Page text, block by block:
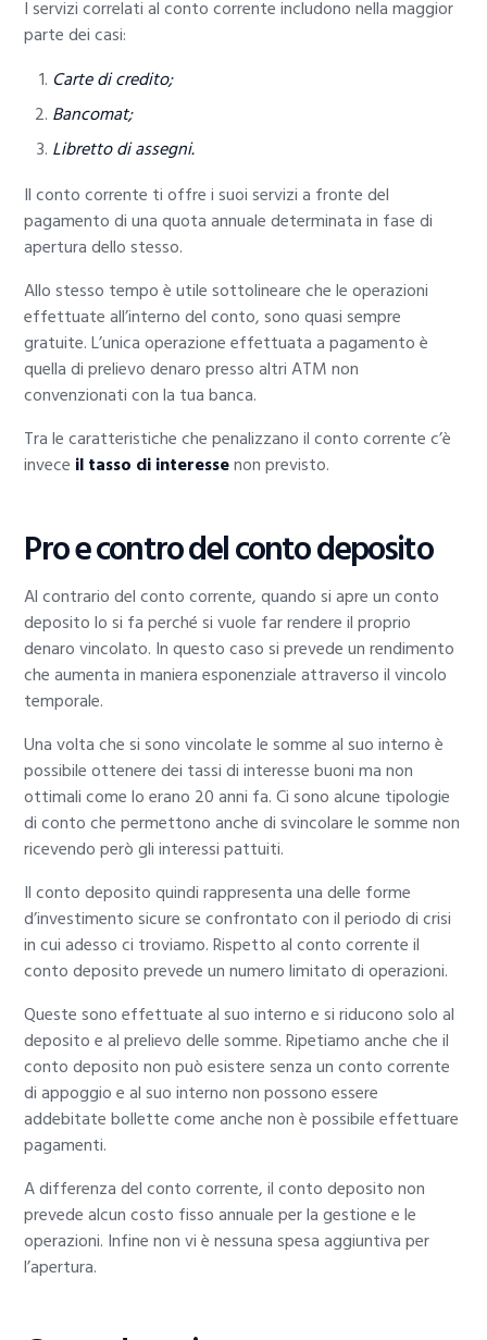
I servizi correlati al conto corrente includono nella maggior
parte dei casi:
Carte di credito;
Bancomat;
Libretto di assegni.
Il conto corrente ti offre i suoi servizi a fronte del
pagamento di una quota annuale determinata in fase di
apertura dello stesso.
Allo stesso tempo è utile sottolineare che le operazioni
effettuate all’interno del conto, sono quasi sempre
gratuite. L’unica operazione effettuata a pagamento è
quella di prelievo denaro presso altri ATM non
convenzionati con la tua banca.
Tra le caratteristiche che penalizzano il conto corrente c’è
invece il tasso di interessenon previsto.
Pro e contro del conto deposito
Al contrario del conto corrente, quando si apre un conto
deposito lo si fa perché si vuole far rendere il proprio
denaro vincolato. In questo caso si prevede un rendimento
che aumenta in maniera esponenziale attraverso il vincolo
temporale.
Una volta che si sono vincolate le somme al suo interno è
possibile ottenere dei tassi di interesse buoni ma non
ottimali come lo erano 20 anni fa. Ci sono alcune tipologie
di conto che permettono anche di svincolare le somme non
ricevendo però gli interessi pattuiti.
Il conto deposito quindi rappresenta una delle forme
d’investimento sicure se confrontato con il periodo di crisi
in cui adesso ci troviamo. Rispetto al conto corrente il
conto deposito prevede un numero limitato di operazioni.
Queste sono effettuate al suo interno e si riducono solo al
deposito e al prelievo delle somme. Ripetiamo anche che il
conto deposito non può esistere senza un conto corrente
di appoggio e al suo interno non possono essere
addebitate bollette come anche non è possibile effettuare
pagamenti.
A differenza del conto corrente, il conto deposito non
prevede alcun costo fisso annuale per la gestione e le
operazioni. Infine non vi è nessuna spesa aggiuntiva per
l’apertura.